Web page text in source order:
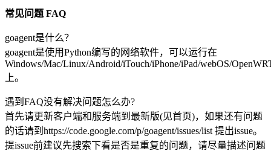
常见问题 FAQ
goagent是什么？
goagent是使用Python编写的网络软件，可以运行在
Windows/Mac/Linux/Android/iTouch/iPhone/iPad/webOS/
上。
遇到FAQ没有解决问题怎么办?
首先请更新客户端和服务端到最新版(见首页)，如果还有问题
的话请到https://code.google.com/p/goagent/issues/list 提出issue。
提issue前建议先搜索下看是否是重复的问题，请尽量描述问题